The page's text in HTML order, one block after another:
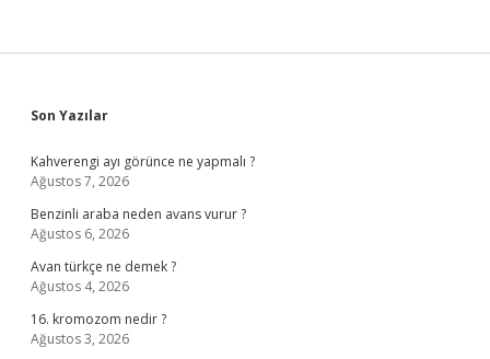
Sidebar
Son Yazılar
Kahverengi ayı görünce ne yapmalı ?
Ağustos 7, 2026
Benzinli araba neden avans vurur ?
Ağustos 6, 2026
Avan türkçe ne demek ?
Ağustos 4, 2026
16. kromozom nedir ?
Ağustos 3, 2026